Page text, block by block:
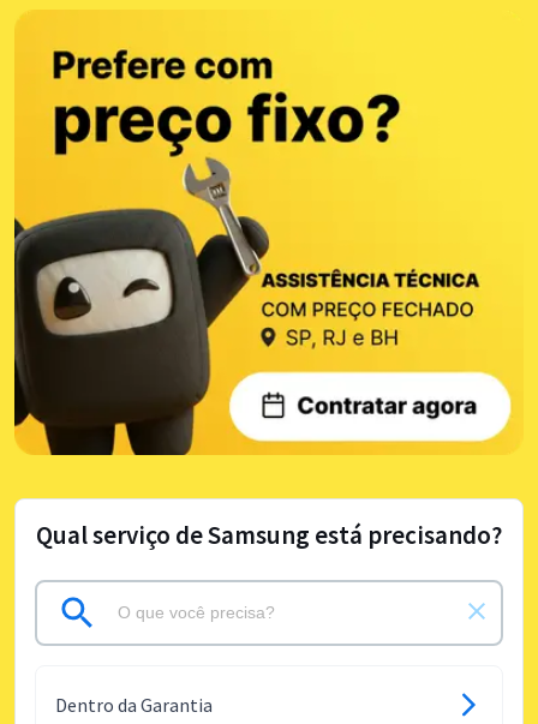
Qual serviço de Samsung está precisando?
Dentro da Garantia